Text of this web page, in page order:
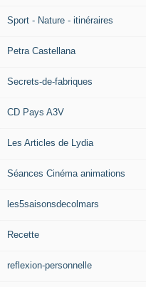
Sport - Nature - itinéraires
Petra Castellana
Secrets-de-fabriques
CD Pays A3V
Les Articles de Lydia
Séances Cinéma animations
les5saisonsdecolmars
Recette
reflexion-personnelle